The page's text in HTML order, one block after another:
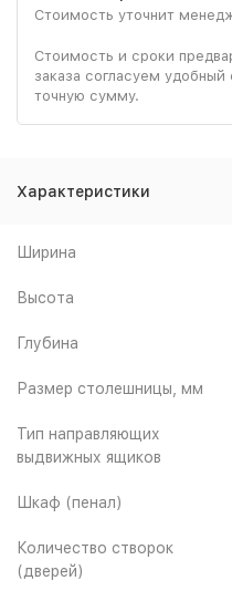
Стоимость уточнит
Стоимость и сроки
заказа согласуем
точную сумму.
Характеристики
Ширина
Высота
Глубина
Размер столешницы, мм
Тип направляющих
выдвижных ящиков
Шкаф (пенал)
Количество створок
(дверей)